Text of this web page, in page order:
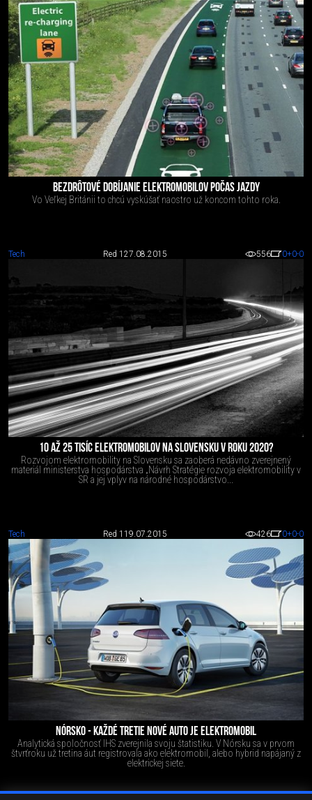
BEZDRÔTOVÉ DOBÍJANIE ELEKTROMOBILOV POČAS JAZDY
Vo Veľkej Británii to chcú vyskúšať naostro už koncom tohto roka.
Tech Red 1 27.08.2015 556 0+0-0
10 AŽ 25 TISÍC ELEKTROMOBILOV NA SLOVENSKU V ROKU 2020?
Rozvojom elektromobility na Slovensku sa zaoberá nedávno zverejnený
materiál ministerstva hospodárstva „Návrh Stratégie rozvoja elektromobility v
SR a jej vplyv na národné hospodárstvo...
Tech Red 1 19.07.2015 426 0+0-0
NÓRSKO - KAŽDÉ TRETIE NOVÉ AUTO JE ELEKTROMOBIL
Analytická spoločnosť IHS zverejnila svoju štatistiku. V Nórsku sa v prvom
štvrťroku už tretina áut registrovala ako elektromobil, alebo hybrid napájaný z
elektrickej siete.